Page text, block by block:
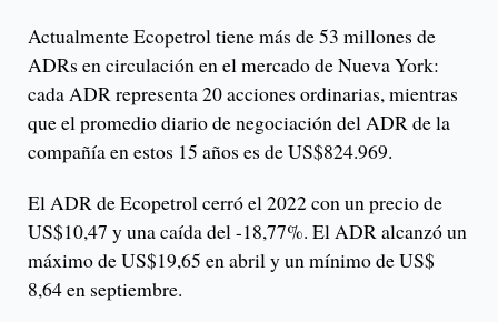
Actualmente Ecopetrol tiene más de 53 millones de
ADRs en circulación en el mercado de Nueva York:
cada ADR representa 20 acciones ordinarias, mientras
que el promedio diario de negociación del ADR de la
compañía en estos 15 años es de US$824.969.
El ADR de Ecopetrol cerró el 2022 con un precio de
US$10,47 y una caída del -18,77%. El ADR alcanzó un
máximo de US$19,65 en abril y un mínimo de US$
8,64 en septiembre.